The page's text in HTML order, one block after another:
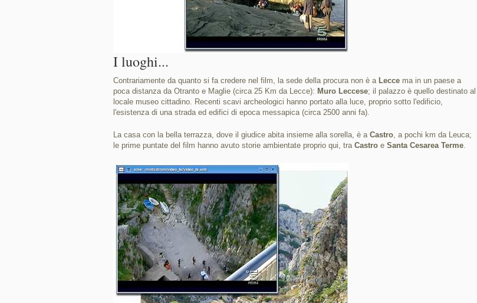
I luoghi...
Contrariamente da quanto si fa credere nel film, la sede della procura non è a Lecce ma in un paese a
poca distanza da Otranto e Maglie (circa 25 Km da Lecce): Muro Leccese; il palazzo è quello destinato al
locale museo cittadino. Recenti scavi archeologici hanno portato alla luce, proprio sotto l'edificio,
l'esistenza di una strada ed edifici di epoca messapica (circa 2500 anni fa).
La casa con la bella terrazza, dove il giudice abita insieme alla sorella, è a Castro, a pochi km da Leuca;
le prime puntate del film hanno avuto storie ambientate proprio qui, tra Castro e Santa Cesarea Terme.